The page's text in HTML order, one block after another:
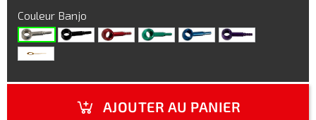
Couleur Banjo
AJOUTER AU PANIER